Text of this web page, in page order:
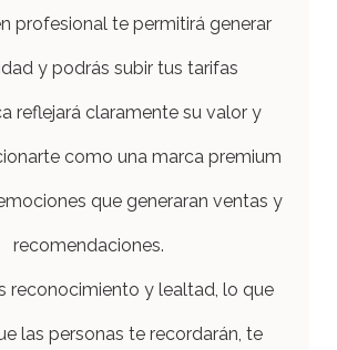
profesional te permitirá generar
y podrás subir tus tarifas
reflejará claramente su valor y
como una marca premium
que generaran ventas y
recomendaciones.
reconocimiento y lealtad, lo que
las personas te recordarán, te